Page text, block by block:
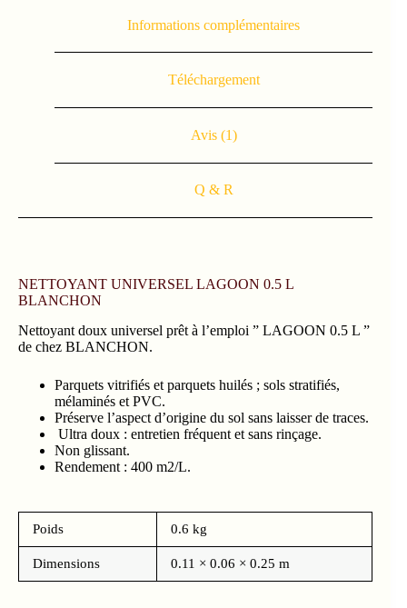
Informations complémentaires
Téléchargement
Avis (1)
Q & R
NETTOYANT UNIVERSEL LAGOON 0.5 L
BLANCHON
Nettoyant doux universel prêt à l’emploi ” LAGOON 0.5 L ”
de chez BLANCHON.
Parquets vitrifiés et parquets huilés ; sols stratifiés,
mélaminés et PVC.
Préserve l’aspect d’origine du sol sans laisser de traces.
Ultra doux : entretien fréquent et sans rinçage.
Non glissant.
Rendement : 400 m2/L.
Poids 0.6 kg
Dimensions 0.11 × 0.06 × 0.25 m